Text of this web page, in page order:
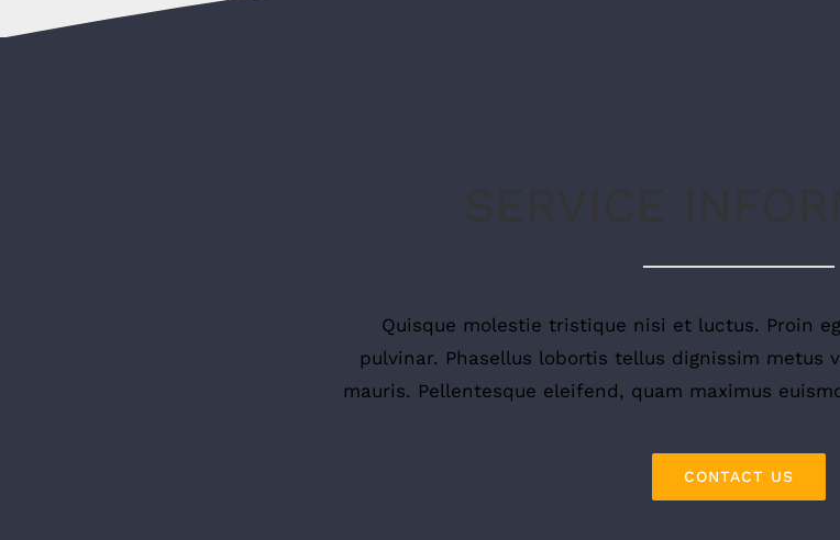
Quisque molestie tristique nisi et luctus. Proin
pulvinar. Phasellus lobortis tellus dignissim metus
mauris. Pellentesque eleifend, quam maximus
CONTACT US